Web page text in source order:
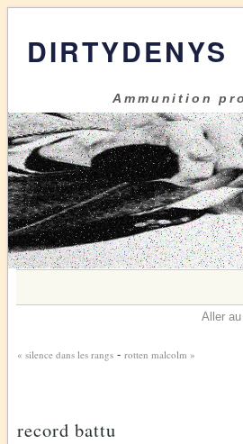
DIRTYDENYS
Ammunition
Aller
« silence dans les rangs - rotten malcolm »
record battu